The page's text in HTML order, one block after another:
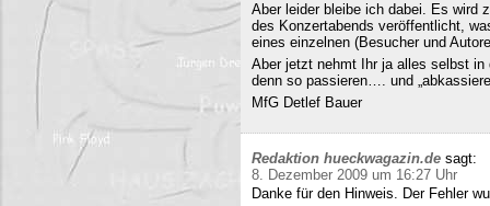
Aber leider bleibe ich dabei. Es wird
des Konzertabends veröffentlicht,
eines einzelnen (Besucher und
Aber jetzt nehmt Ihr ja alles selbst
denn so passieren…. und
MfG Detlef Bauer
Redaktion hueckwagazin.de sagt:
8. Dezember 2009 um 16:27 Uhr
Danke für den Hinweis. Der Fehler